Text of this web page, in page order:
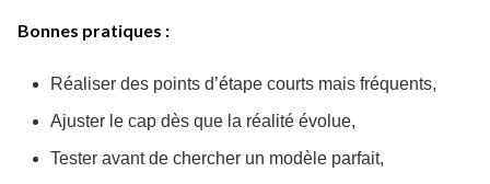
Bonnes pratiques :
Réaliser des points d’étape courts mais fréquents,
Ajuster le cap dès que la réalité évolue,
Tester avant de chercher un modèle parfait,